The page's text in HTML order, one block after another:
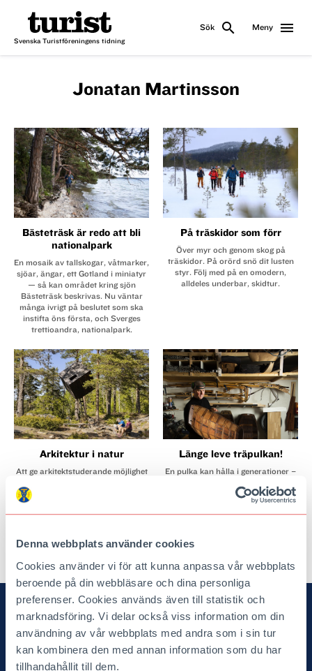
Denna webbplats använder cookies
Cookies använder vi för att kunna anpassa vår webbplats
beroende på din webbläsare och dina personliga
preferenser. Cookies används även till statistik och
marknadsföring. Vi delar också viss information om din
användning av vår webbplats med andra som i sin tur
kan kombinera den med annan information som du har
tillhandahållit till dem.
Svenska Turistföreningens tidning
Sök search Meny menu
Jonatan Martinsson
Bästeträsk är redo att bli
nationalpark
En mosaik av tallskogar, våtmarker,
sjöar, ängar, ett Gotland i miniatyr
— så kan området kring sjön
Bästeträsk beskrivas. Nu väntar
många ivrigt på beslutet som ska
instifta öns första, och Sverges
trettioandra, nationalpark.
På träskidor som förr
Över myr och genom skog på
träskidor. På orörd snö dit lusten
styr. Följ med på en omodern,
alldeles ­underbar, skidtur.
Arkitektur i natur
Att ge arkitektstuderande möjlighet
natursköna platser – det är idén
vindskydden där … från
Länge leve träpulkan!
En pulka kan hålla i generationer –
kvistfri björk och underhålls
ordentligt. Följ med till verkstaden
på Frösön där traditionen
TILL TOPPEN